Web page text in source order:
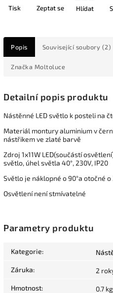
Tisk Zeptat se Hlídat
Popis Související soubory (2)
Značka Moltoluce
Detailní popis produktu
Nástěnné LED světlo k posteli na
Materiál montury aluminium v
nástřikem ve zlaté barvě
Zdroj 1x11W LED(součástí
světlo, úhel světla 40°, 230V, IP20
Světlo je náklopné o 90°a otočné o
Osvětlení není stmívatelné
Parametry produktu
Kategorie:
Záruka: 2
Hmotnost: 0.7 kg